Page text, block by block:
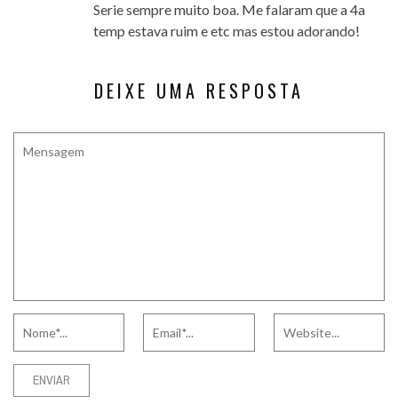
Serie sempre muito boa. Me falaram que a 4a
temp estava ruim e etc mas estou adorando!
DEIXE UMA RESPOSTA